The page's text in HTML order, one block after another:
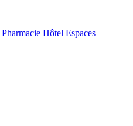
Pharmacie Hôtel Espaces